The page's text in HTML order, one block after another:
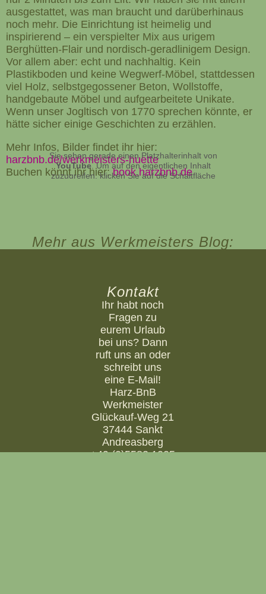
ausgestattet, was man braucht und darüberhinaus
noch mehr. Die Einrichtung ist heimelig und
inspirierend – ein verspielter Mix aus urigem
Berghütten-Flair und nordisch-geradlinigem Design.
Vor allem aber: echt und nachhaltig. Kein
Plastikboden und keine Wegwerf-Möbel, stattdessen
viel Holz, selbstgegossener Beton, Wollstoffe,
handgebaute Möbel und aufgearbeitete Unikate.
Wenn unser Jogltisch von 1770 sprechen könnte, er
hätte sicher einige Geschichten zu erzählen.
Mehr Infos, Bilder findet ihr hier:
harzbnb.de/werkmeisters-huette
Buchen könnt ihr hier:book.harzbnb.de
Sie sehen gerade einen Platzhalterinhalt von
YouTube. Um auf den eigentlichen Inhalt
zuzugreifen, klicken Sie auf die Schaltfläche
Mehr aus Werkmeisters Blog:
Kontakt
Ihr habt noch
Fragen zu
eurem Urlaub
bei uns? Dann
ruft uns an oder
schreibt uns
eine E-Mail!
Harz-BnB
Werkmeister
Glückauf-Weg 21
37444 Sankt
Andreasberg
+49 (0)5582 1005